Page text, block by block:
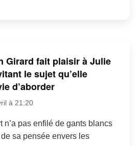
Girard fait plaisir à Julie
le sujet qu’elle
d’aborder
à 21:20
n’a pas enfilé de gants blancs
sa pensée envers les